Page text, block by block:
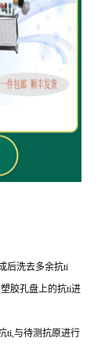
后洗去多余抗ti
胶孔盘上的抗ti进
ti,与待测抗原进行